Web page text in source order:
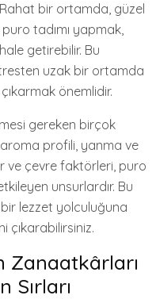
bir ortamda, güzel
tadımı yapmak,
getirebilir. Bu
uzak bir ortamda
önemlidir.
gereken birçok
profili, yanma ve
ve çevre faktörleri, puro
unsurlardır. Bu
lezzet yolculuğuna
çıkarabilirsiniz.
Zanaatkârları
Sırları